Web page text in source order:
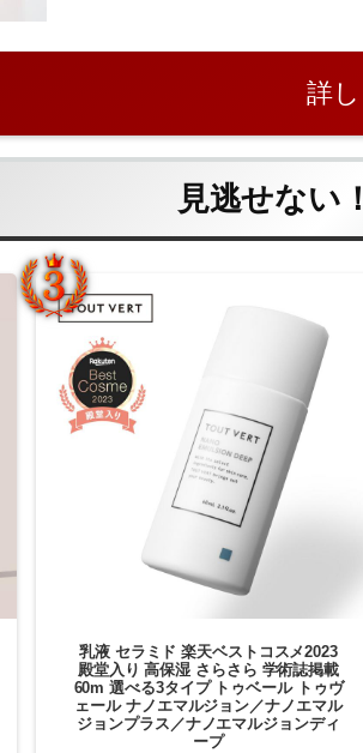
詳
見逃せない
乳液 セラミド 楽天ベストコスメ2023
殿堂入り 高保湿 さらさら 学術誌掲載
60m 選べる3タイプ トゥベール トゥヴ
ェール ナノエマルジョン／ナノエマル
ジョンプラス／ナノエマルジョンディ
ープ